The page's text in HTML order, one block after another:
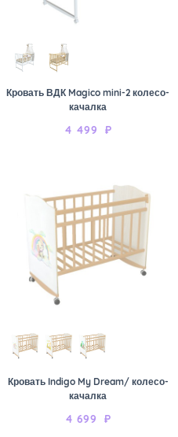
Кровать ВДК Magico mini-2 колесо-
качалка
4 499 ₽
Кровать Indigo My Dream/ колесо-
качалка
4 699 ₽